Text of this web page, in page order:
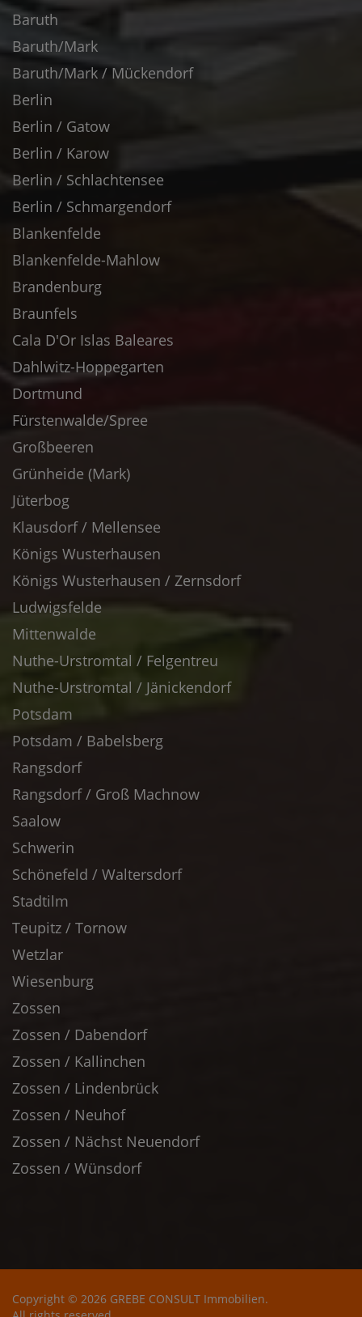
Baruth
Baruth/Mark
Baruth/Mark / Mückendorf
Berlin
Berlin / Gatow
Berlin / Karow
Berlin / Schlachtensee
Berlin / Schmargendorf
Blankenfelde
Blankenfelde-Mahlow
Brandenburg
Braunfels
Cala D'Or Islas Baleares
Dahlwitz-Hoppegarten
Dortmund
Fürstenwalde/Spree
Großbeeren
Grünheide (Mark)
Jüterbog
Klausdorf / Mellensee
Königs Wusterhausen
Königs Wusterhausen / Zernsdorf
Ludwigsfelde
Mittenwalde
Nuthe-Urstromtal / Felgentreu
Nuthe-Urstromtal / Jänickendorf
Potsdam
Potsdam / Babelsberg
Rangsdorf
Rangsdorf / Groß Machnow
Saalow
Schwerin
Schönefeld / Waltersdorf
Stadtilm
Teupitz / Tornow
Wetzlar
Wiesenburg
Zossen
Zossen / Dabendorf
Zossen / Kallinchen
Zossen / Lindenbrück
Zossen / Neuhof
Zossen / Nächst Neuendorf
Zossen / Wünsdorf
Copyright © 2026 GREBE CONSULT Immobilien.